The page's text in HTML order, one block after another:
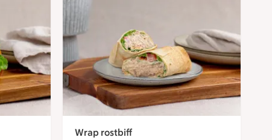
Wrap rostbiff